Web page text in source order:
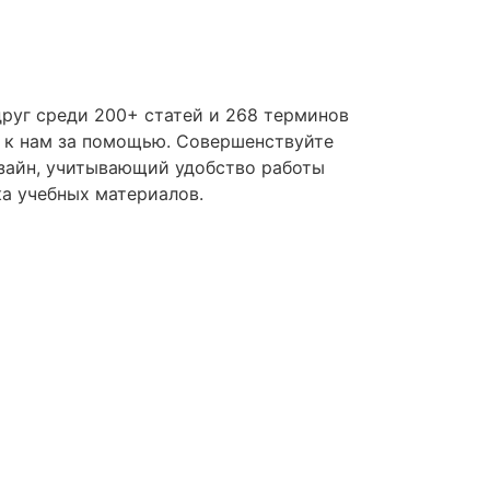
среди 200+ статей и 268 терминов
к нам за помощью. Совершенствуйте
учитывающий удобство работы
учебных материалов.